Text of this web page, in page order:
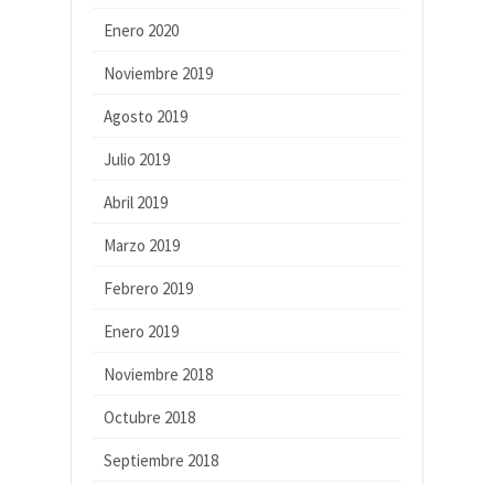
Enero 2020
Noviembre 2019
Agosto 2019
Julio 2019
Abril 2019
Marzo 2019
Febrero 2019
Enero 2019
Noviembre 2018
Octubre 2018
Septiembre 2018